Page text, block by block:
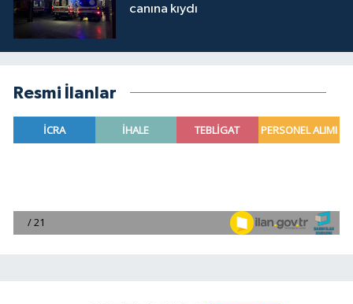
canına kıydı
Resmi İlanlar